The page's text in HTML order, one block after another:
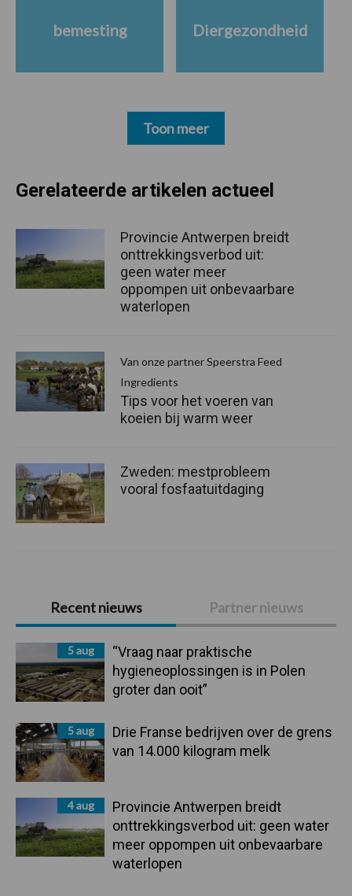
Primaire
Sidebar
Recent nieuws Partner nieuws
5 aug
“Vraag naar praktische
hygieneoplossingen is in Polen
groter dan ooit”
5 aug
Drie Franse bedrijven over de grens
van 14.000 kilogram melk
4 aug
Provincie Antwerpen breidt
onttrekkingsverbod uit: geen water
meer oppompen uit onbevaarbare
waterlopen
bemesting Diergezondheid
Toon meer
Gerelateerde artikelen actueel
Provincie Antwerpen breidt
onttrekkingsverbod uit:
geen water meer
oppompen uit onbevaarbare
waterlopen
Van onze partner Speerstra Feed
Ingredients
Tips voor het voeren van
koeien bij warm weer
Zweden: mestprobleem
vooral fosfaatuitdaging